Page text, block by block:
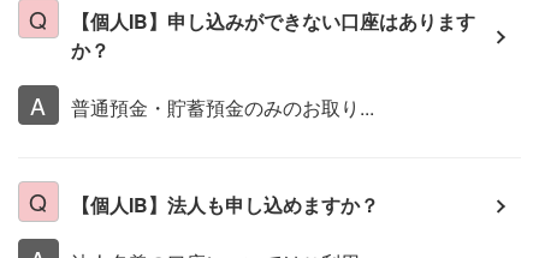
【個人IB】申し込みができない口座はあります
か？
普通預金・貯蓄預金のみのお取り...
【個人IB】法人も申し込めますか？